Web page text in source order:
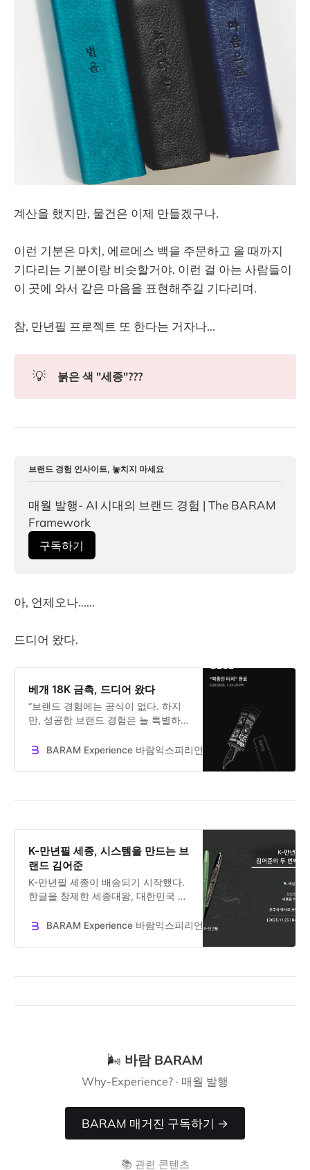
계산을 했지만, 물건은 이제 만들겠구나.
이런 기분은 마치, 에르메스 백을 주문하고 올 때까지
기다리는 기분이랑 비슷할거야. 이런 걸 아는 사람들이
이 곳에 와서 같은 마음을 표현해주길 기다리며.
참, 만년필 프로젝트 또 한다는 거자나...
💡 붉은 색 "세종"???
브랜드 경험 인사이트, 놓치지 마세요
매월 발행- AI 시대의 브랜드 경험 | The BARAM
Framework
구독하기
아, 언제오나......
드디어 왔다.
베개 18K 금촉, 드디어 왔다
“브랜드 경험에는 공식이 없다. 하지
만, 성공한 브랜드 경험은 늘 특별하
며, 어려운 길을 함께 가는 것. 오늘,
개’가 내게 왔다.”
BARAM Experience 바람익스피리언스 Dr. Jooseok Oh
K-만년필 세종, 시스템을 만드는 브
랜드 김어준
K-만년필 세종이 배송되기 시작했다.
한글을 창제한 세종대왕, 대한민국 만
민국 만년필 프로젝트와 세상을 바꾸
BARAM Experience 바람익스피리언스
🌬️ 바람 BARAM
Why-Experience? · 매월 발행
BARAM 매거진 구독하기 →
📚 관련 콘텐츠